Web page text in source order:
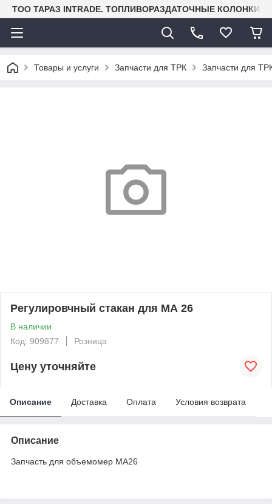
TOO ТАРАЗ INTRADE. ТОПЛИВОРАЗДАТОЧНЫЕ КОЛОНКИ
Товары и услуги Запчасти для ТРК Запчасти для
Регулировчный стакан для МА 26
В наличии
Код: 909877
Розница
Цену уточняйте
Описание Доставка Оплата Условия возврата
Описание
Запчасть для объемомер МА26